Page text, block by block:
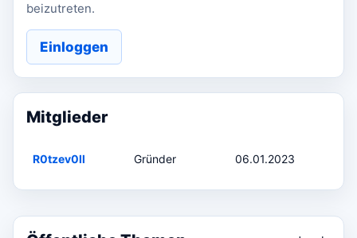
beizutreten.
Einloggen
Mitglieder
R0tzev0ll Gründer 06.01.2023